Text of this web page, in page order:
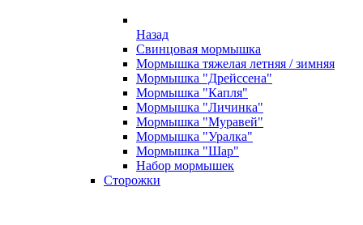
Назад
Свинцовая мормышка
Мормышка тяжелая летняя / зимняя
Мормышка "Дрейссена"
Мормышка "Капля"
Мормышка "Личинка"
Мормышка "Муравей"
Мормышка "Уралка"
Мормышка "Шар"
Набор мормышек
Сторожки